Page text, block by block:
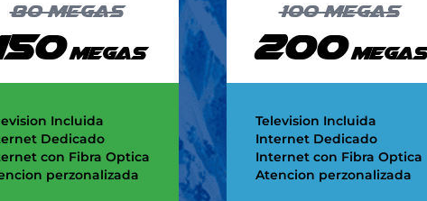
80megas
megas
Incluida
Dedicado
con Fibra Optica
perzonalizada
100megas
200megas
Television Incluida
Internet Dedicado
Internet con Fibra Optica
Atencion perzonalizada